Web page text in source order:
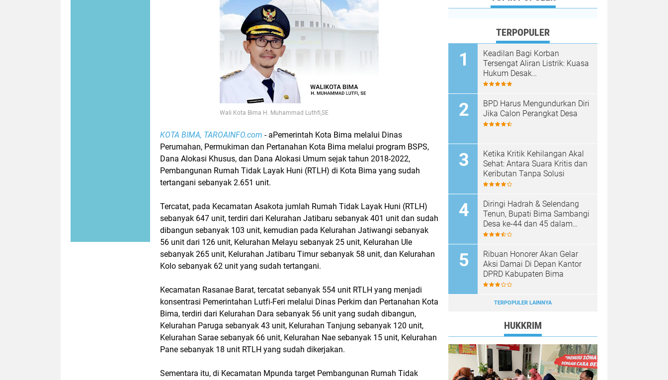
Wali Kota Bima H. Muhammad Luthfi,SE
KOTA BIMA, TAROAINFO.com - aPemerintah Kota Bima melalui Dinas
Perumahan, Permukiman dan Pertanahan Kota Bima melalui program BSPS,
Dana Alokasi Khusus, dan Dana Alokasi Umum sejak tahun 2018-2022,
Pembangunan Rumah Tidak Layak Huni (RTLH) di Kota Bima yang sudah
tertangani sebanyak 2.651 unit.
Tercatat, pada Kecamatan Asakota jumlah Rumah Tidak Layak Huni (RTLH)
sebanyak 647 unit, terdiri dari Kelurahan Jatibaru sebanyak 401 unit dan sudah
dibangun sebanyak 103 unit, kemudian pada Kelurahan Jatiwangi sebanyak
56 unit dari 126 unit, Kelurahan Melayu sebanyak 25 unit, Kelurahan Ule
sebanyak 265 unit, Kelurahan Jatibaru Timur sebanyak 58 unit, dan Kelurahan
Kolo sebanyak 62 unit yang sudah tertangani.
Kecamatan Rasanae Barat, tercatat sebanyak 554 unit RTLH yang menjadi
konsentrasi Pemerintahan Lutfi-Feri melalui Dinas Perkim dan Pertanahan Kota
Bima, terdiri dari Kelurahan Dara sebanyak 56 unit yang sudah dibangun,
Kelurahan Paruga sebanyak 43 unit, Kelurahan Tanjung sebanyak 120 unit,
Kelurahan Sarae sebanyak 66 unit, Kelurahan Nae sebanyak 15 unit, Kelurahan
Pane sebanyak 18 unit RTLH yang sudah dikerjakan.
Sementara itu, di Kecamatan Mpunda target Pembangunan Rumah Tidak
TERPOPULER
Keadilan Bagi Korban
Tersengat Aliran Listrik: Kuasa
Hukum Desak
Pertanggungjawaban PLN
Tangan Korban
BPD Harus Mengundurkan Diri
Jika Calon Perangkat Desa
Ketika Kritik Kehilangan Akal
Sehat: Antara Suara Kritis dan
Keributan Tanpa Solusi
Diringi Hadrah & Selendang
Tenun, Bupati Bima Sambangi
Desa ke-44 dan 45 dalam
Rangkaian "Selasa Menyapa"
Ribuan Honorer Akan Gelar
Aksi Damai Di Depan Kantor
DPRD Kabupaten Bima
TERPOPULER LAINNYA
HUKKRIM